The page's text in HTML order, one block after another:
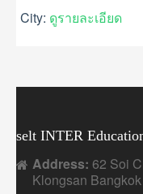
City: ดูรายละเอียด
selt INTER
Address: 62 Soi
Klongsan